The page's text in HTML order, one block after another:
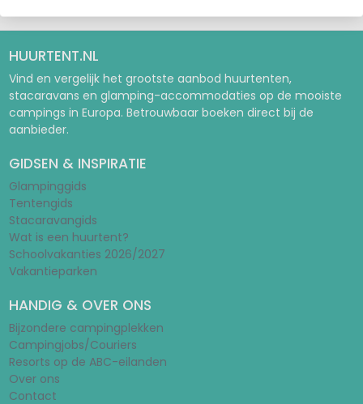
HUURTENT.NL
Vind en vergelijk het grootste aanbod huurtenten,
stacaravans en glamping-accommodaties op de mooiste
campings in Europa. Betrouwbaar boeken direct bij de
aanbieder.
GIDSEN & INSPIRATIE
Glampinggids
Tentengids
Stacaravangids
Wat is een huurtent?
Schoolvakanties 2026/2027
Vakantieparken
HANDIG & OVER ONS
Bijzondere campingplekken
Campingjobs/Couriers
Resorts op de ABC-eilanden
Over ons
Contact